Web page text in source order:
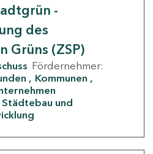
-
des
Grüns (ZSP)
Fördernehmer:
Kommunen
Städtebau und